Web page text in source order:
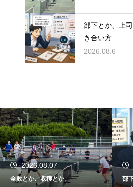
部下とか、上
き合い方
2026.08.6
2026.08.06
部下とか、上司とか。｜AIとの付
関